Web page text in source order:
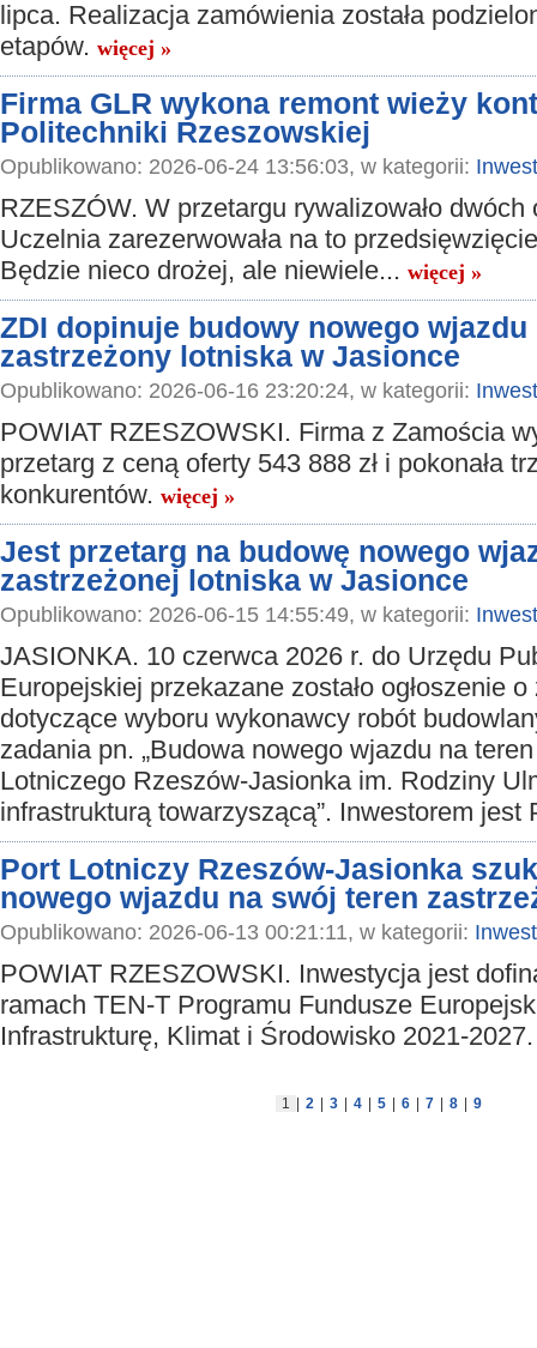
lipca. Realizacja zamówienia została
etapów. więcej »
Firma GLR wykona remont wieży
Politechniki Rzeszowskiej
Opublikowano: 2026-06-24 13:56:03, w kategorii:
RZESZÓW. W przetargu rywalizowało dwóch
Uczelnia zarezerwowała na to
Będzie nieco drożej, ale niewiele... więcej »
ZDI dopinuje budowy nowego wjazdu
zastrzeżony lotniska w Jasionce
Opublikowano: 2026-06-16 23:20:24, w kategorii:
POWIAT RZESZOWSKI. Firma z Zamościa
przetarg z ceną oferty 543 888 zł i pokonała
konkurentów. więcej »
Jest przetarg na budowę nowego
zastrzeżonej lotniska w Jasionce
Opublikowano: 2026-06-15 14:55:49, w kategorii:
JASIONKA. 10 czerwca 2026 r. do Urzędu
Europejskiej przekazane zostało ogłoszenie
dotyczące wyboru wykonawcy robót
zadania pn. „Budowa nowego wjazdu na
Lotniczego Rzeszów-Jasionka im. Rodziny
infrastrukturą towarzyszącą”. Inwestorem jest
Port Lotniczy Rzeszów-Jasionka
nowego wjazdu na swój teren
Opublikowano: 2026-06-13 00:21:11, w kategorii:
POWIAT RZESZOWSKI. Inwestycja jest
ramach TEN-T Programu Fundusze
Infrastrukturę, Klimat i Środowisko 2021-
1 2 3 4 5 6 7 8 9